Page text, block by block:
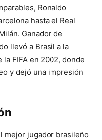
Ronaldo
hasta el Real
Ganador de
llevó a Brasil a la
FIFA en 2002, donde
y dejó una impresión
mejor jugador brasileño